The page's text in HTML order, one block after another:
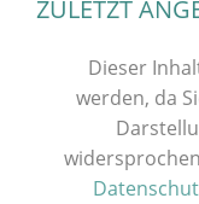
ZULETZT
Dieser
werden, da